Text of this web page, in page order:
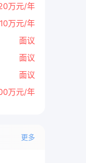
万元/年
万元/年
面议
面议
面议
万元/年
更多